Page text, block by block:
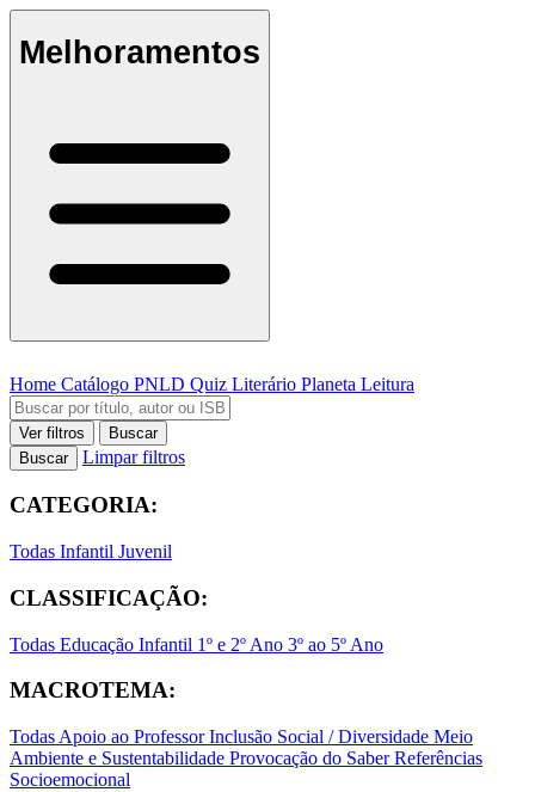
Melhoramentos
Home Catálogo PNLD Quiz Literário Planeta Leitura
Ver filtros
Buscar
Buscar
Limpar filtros
CATEGORIA:
Todas Infantil Juvenil
CLASSIFICAÇÃO:
Todas Educação Infantil 1º e 2º Ano 3º ao 5º Ano
MACROTEMA:
Todas Apoio ao ProfessorInclusão Social / Diversidade Meio
Ambiente e Sustentabilidade Provocação do SaberReferências
Socioemocional